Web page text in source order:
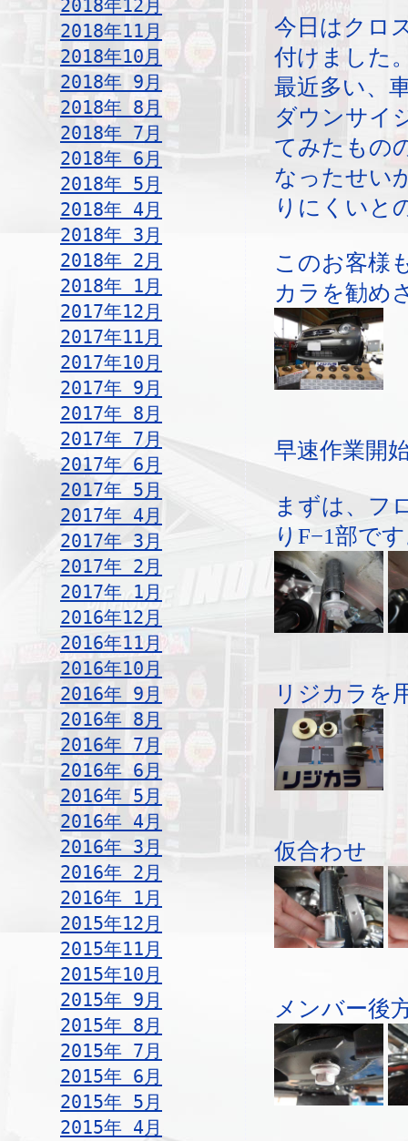
2018年12月
2018年11月
2018年10月
2018年 9月
2018年 8月
2018年 7月
2018年 6月
2018年 5月
2018年 4月
2018年 3月
2018年 2月
2018年 1月
2017年12月
2017年11月
2017年10月
2017年 9月
2017年 8月
2017年 7月
2017年 6月
2017年 5月
2017年 4月
2017年 3月
2017年 2月
2017年 1月
2016年12月
2016年11月
2016年10月
2016年 9月
2016年 8月
2016年 7月
2016年 6月
2016年 5月
2016年 4月
2016年 3月
2016年 2月
2016年 1月
2015年12月
2015年11月
2015年10月
2015年 9月
2015年 8月
2015年 7月
2015年 6月
2015年 5月
2015年 4月
今日はクロ
付けました
最近多い、
ダウンサイ
てみたもの
なったせい
りにくいと
このお客様
カラを勧め
早速作業開
まずは、フ
りF−1部で
リジカラを
仮合わせ
メンバー後